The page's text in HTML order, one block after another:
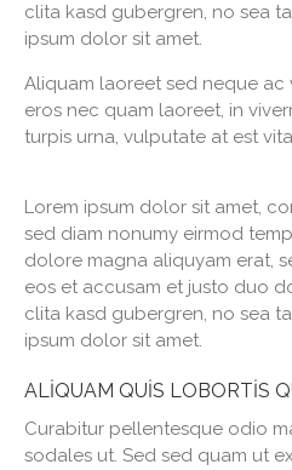
clita kasd gubergren, no sea
ipsum dolor sit amet.
Aliquam laoreet sed neque ac
eros nec quam laoreet, in
turpis urna, vulputate at est
Lorem ipsum dolor sit amet,
sed diam nonumy eirmod
dolore magna aliquyam erat,
eos et accusam et justo duo
clita kasd gubergren, no sea
ipsum dolor sit amet.
ALIQUAM QUIS LOBORTIS
Curabitur pellentesque odio
sodales ut. Sed sed quam ut